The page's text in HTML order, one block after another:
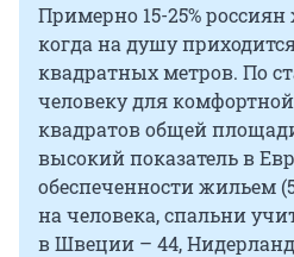
Примерно 15-25%
когда на душу
квадратных метров. По
человеку для
квадратов общей
высокий показатель в
обеспеченности жильем
на человека, спальни
в Швеции – 44,